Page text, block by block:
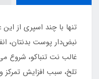
تنها با چند اسپری از
نبض‌دار پوست بدنتان،
غالب نت تنباکو، شروع
تلخ، سبب افزایش